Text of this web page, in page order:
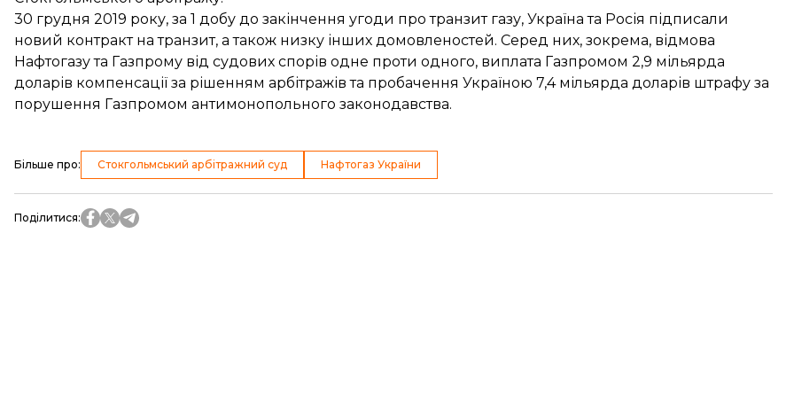
30 грудня 2019 року, за 1 добу до закінчення угоди про транзит газу, Україна та Росія підписали
новий контрактна транзит, а також низку інших домовленостей. Серед них, зокрема, відмова
Нафтогазу та Газпрому від судових спорів одне проти одного, виплата Газпромом 2,9 мільярда
доларів компенсації за рішенням арбітражів та пробачення Україною 7,4 мільярда доларів штрафу за
порушення Газпромом антимонопольного законодавства.
Більше про: Стокгольмський арбітражний суд Нафтогаз України
Поділитися: